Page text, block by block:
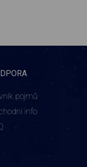
pojmů
info